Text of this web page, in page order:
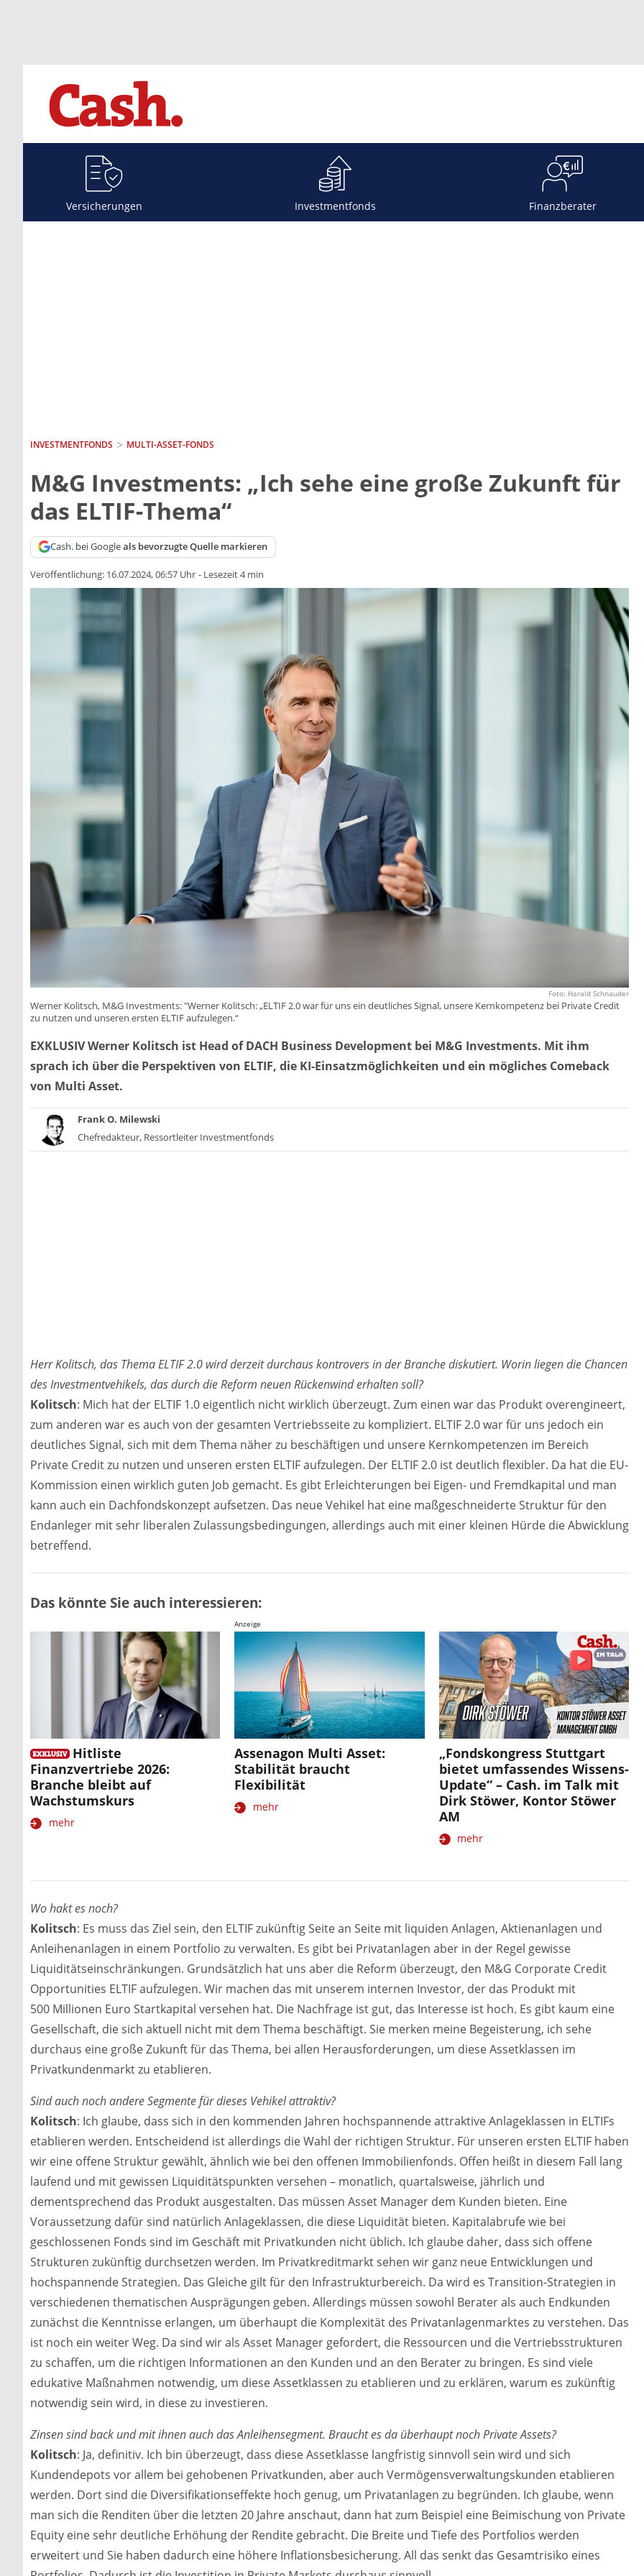
Versicherungen Investmentfonds Finanzberater
INVESTMENTFONDS MULTI-ASSET-FONDS
M&G Investments: „Ich sehe eine große Zukunft für
das ELTIF-Thema“
Cash. bei Googleals bevorzugte Quelle markieren
Veröffentlichung: 16.07.2024, 06:57 Uhr - Lesezeit 4 min
Foto: Harald Schnauder
Werner Kolitsch, M&G Investments: "Werner Kolitsch: „ELTIF 2.0 war für uns ein deutliches Signal, unsere Kernkompetenz bei Private Credit
zu nutzen und unseren ersten ELTIF aufzulegen.“
EXKLUSIV Werner Kolitsch ist Head of DACH Business Development bei M&G Investments. Mit ihm
sprach ich über die Perspektiven von ELTIF, die KI-Einsatzmöglichkeiten und ein mögliches Comeback
von Multi Asset.
Frank O. Milewski
Chefredakteur, Ressortleiter Investmentfonds
Herr Kolitsch, das Thema ELTIF 2.0 wird derzeit durchaus kontrovers in der Branche diskutiert. Worin liegen die Chancen
des Investmentvehikels, das durch die Reform neuen Rückenwind erhalten soll?
Kolitsch: Mich hat der ELTIF 1.0 eigentlich nicht wirklich überzeugt. Zum einen war das Produkt overengineert,
zum anderen war es auch von der gesamten Vertriebsseite zu kompliziert. ELTIF 2.0 war für uns jedoch ein
deutliches Signal, sich mit dem Thema näher zu beschäftigen und unsere Kernkompetenzen im Bereich
Private Credit zu nutzen und unseren ersten ELTIF aufzulegen. Der ELTIF 2.0 ist deutlich flexibler. Da hat die EU-
Kommission einen wirklich guten Job gemacht. Es gibt Erleichterungen bei Eigen- und Fremdkapital und man
kann auch ein Dachfondskonzept aufsetzen. Das neue Vehikel hat eine maßgeschneiderte Struktur für den
Endanleger mit sehr liberalen Zulassungsbedingungen, allerdings auch mit einer kleinen Hürde die Abwicklung
betreffend.
Das könnte Sie auch interessieren:
Hitliste
Finanzvertriebe 2026:
Branche bleibt auf
Wachstumskurs
mehr
Anzeige
Assenagon Multi Asset:
Stabilität braucht
Flexibilität
mehr
„Fondskongress Stuttgart
bietet umfassendes Wissens-
Update“ – Cash. im Talk mit
Dirk Stöwer, Kontor Stöwer
AM
mehr
Wo hakt es noch?
Kolitsch: Es muss das Ziel sein, den ELTIF zukünftig Seite an Seite mit liquiden Anlagen, Aktienanlagen und
Anleihenanlagen in einem Portfolio zu verwalten. Es gibt bei Privatanlagen aber in der Regel gewisse
Liquiditätseinschränkungen. Grundsätzlich hat uns aber die Reform überzeugt, den M&G Corporate Credit
Opportunities ELTIF aufzulegen. Wir machen das mit unserem internen Investor, der das Produkt mit
500 Millionen Euro Startkapital versehen hat. Die Nachfrage ist gut, das Interesse ist hoch. Es gibt kaum eine
Gesellschaft, die sich aktuell nicht mit dem Thema beschäftigt. Sie merken meine Begeisterung, ich sehe
durchaus eine große Zukunft für das Thema, bei allen Herausforderungen, um diese Assetklassen im
Privatkundenmarkt zu etablieren.
Sind auch noch andere Segmente für dieses Vehikel attraktiv?
Kolitsch: Ich glaube, dass sich in den kommenden Jahren hochspannende attraktive Anlageklassen in ELTIFs
etablieren werden. Entscheidend ist allerdings die Wahl der richtigen Struktur. Für unseren ersten ELTIF haben
wir eine offene Struktur gewählt, ähnlich wie bei den offenen Immobilienfonds. Offen heißt in diesem Fall lang
laufend und mit gewissen Liquiditätspunkten versehen – monatlich, quartalsweise, jährlich und
dementsprechend das Produkt ausgestalten. Das müssen Asset Manager dem Kunden bieten. Eine
Voraussetzung dafür sind natürlich Anlageklassen, die diese Liquidität bieten. Kapitalabrufe wie bei
geschlossenen Fonds sind im Geschäft mit Privatkunden nicht üblich. Ich glaube daher, dass sich offene
Strukturen zukünftig durchsetzen werden. Im Privatkreditmarkt sehen wir ganz neue Entwicklungen und
hochspannende Strategien. Das Gleiche gilt für den Infrastrukturbereich. Da wird es Transition-Strategien in
verschiedenen thematischen Ausprägungen geben. Allerdings müssen sowohl Berater als auch Endkunden
zunächst die Kenntnisse erlangen, um überhaupt die Komplexität des Privatanlagenmarktes zu verstehen. Das
ist noch ein weiter Weg. Da sind wir als Asset Manager gefordert, die Ressourcen und die Vertriebsstrukturen
zu schaffen, um die richtigen Informationen an den Kunden und an den Berater zu bringen. Es sind viele
edukative Maßnahmen notwendig, um diese Assetklassen zu etablieren und zu erklären, warum es zukünftig
notwendig sein wird, in diese zu investieren.
Zinsen sind back und mit ihnen auch das Anleihensegment. Braucht es da überhaupt noch Private Assets?
Kolitsch: Ja, definitiv. Ich bin überzeugt, dass diese Assetklasse langfristig sinnvoll sein wird und sich
Kundendepots vor allem bei gehobenen Privatkunden, aber auch Vermögensverwaltungskunden etablieren
werden. Dort sind die Diversifikationseffekte hoch genug, um Privatanlagen zu begründen. Ich glaube, wenn
man sich die Renditen über die letzten 20 Jahre anschaut, dann hat zum Beispiel eine Beimischung von Private
Equity eine sehr deutliche Erhöhung der Rendite gebracht. Die Breite und Tiefe des Portfolios werden
erweitert und Sie haben dadurch eine höhere Inflationsbesicherung. All das senkt das Gesamtrisiko eines